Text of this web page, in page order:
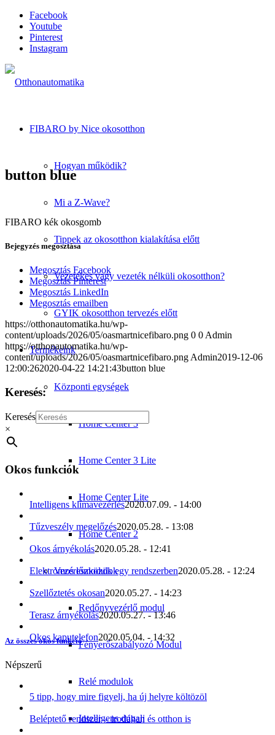
Facebook
Youtube
Pinterest
Instagram
FIBARO by Nice okosotthon
Hogyan működik?
Mi a Z-Wave?
Tippek az okosotthon kialakítása előtt
Vezetékes vagy vezeték nélküli okosotthon?
GYIK okosotthon tervezés előtt
Termékeink
Központi egységek
Home Center 3
Home Center 3 Lite
Home Center Lite
Home Center 2
Vezérlőmodulok
Redőnyvezérlő modul
Fényerőszabályozó Modul
Relé modulok
Intelligens dugalj
button blue
FIBARO kék okosgomb
Bejegyzés megosztása
Megosztás Facebook
Megosztás Pinterest
Megosztás LinkedIn
Megosztás emailben
https://otthonautomatika.hu/wp-
content/uploads/2026/05/oasmartnicefibaro.png 0 0 Admin
https://otthonautomatika.hu/wp-
content/uploads/2026/05/oasmartnicefibaro.png Admin2019-12-06
12:00:262020-04-22 14:21:43button blue
Keresés:
Keresés
×
Okos funkciók
Intelligens klímavezérlés2020.07.09. - 14:00
Tűzveszély megelőzés2020.05.28. - 13:08
Okos árnyékolás2020.05.28. - 12:41
Elektromos eszközök egy rendszerben2020.05.28. - 12:24
Szellőztetés okosan2020.05.27. - 14:23
Terasz árnyékolás2020.05.27. - 13:46
Okos kaputelefon2020.05.04. - 14:32
Az összes okos funkció
Népszerű
5 tipp, hogy mire figyelj, ha új helyre költözöl
Beléptető rendszer – irodában és otthon is